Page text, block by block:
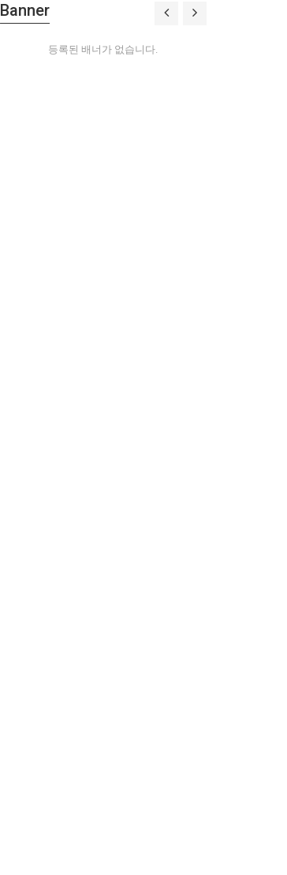
Banner
등록된 배너가 없습니다.